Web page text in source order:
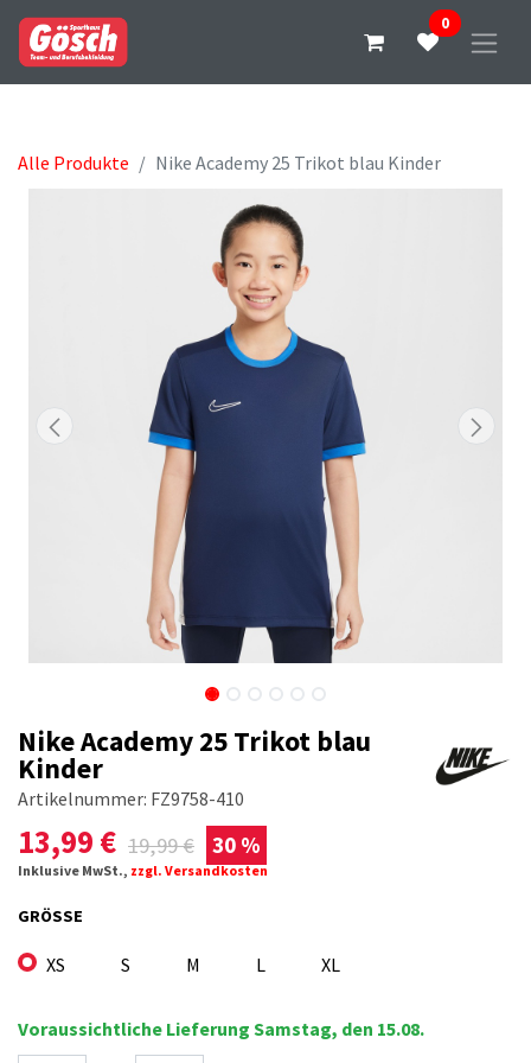
0
Alle Produkte Nike Academy 25 Trikot blau Kinder
Nike Academy 25 Trikot blau
Kinder
Artikelnummer: FZ9758-410
13,99 € 19,99€ 30 %
Inklusive MwSt., zzgl. Versandkosten
GRÖSSE
XS S M L XL
Voraussichtliche Lieferung Samstag, den 15.08.